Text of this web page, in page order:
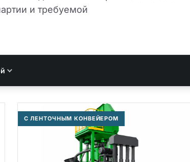
и требуемой
С ЛЕНТОЧНЫМ КОНВЕЙЕРОМ